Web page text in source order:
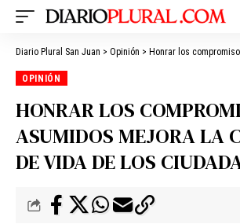
Diario Plural San Juan > Opinión > Honrar los compromisos asumidos
OPINIÓN
HONRAR LOS
ASUMIDOS MEJORA LA
DE VIDA DE LOS